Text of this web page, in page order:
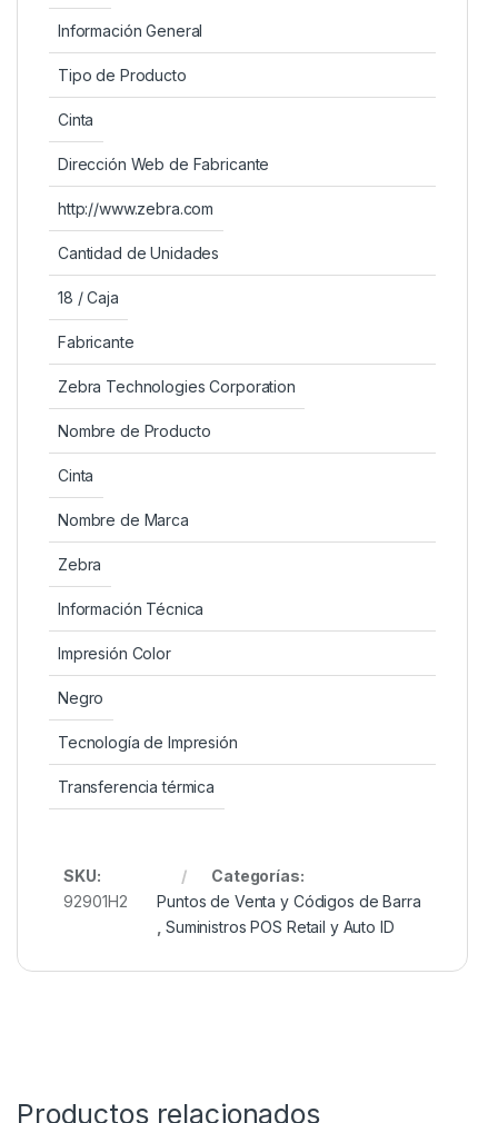
Información General
Tipo de Producto
Cinta
Dirección Web de Fabricante
http://www.zebra.com
Cantidad de Unidades
18 / Caja
Fabricante
Zebra Technologies Corporation
Nombre de Producto
Cinta
Nombre de Marca
Zebra
Información Técnica
Impresión Color
Negro
Tecnología de Impresión
Transferencia térmica
SKU:
92901H2
Categorías:
Puntos de Venta y Códigos de Barra
,Suministros POS Retail y Auto ID
Productos relacionados